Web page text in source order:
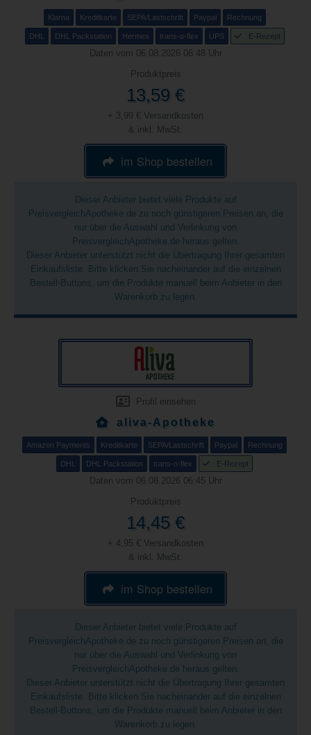
Klarna Kreditkarte SEPA/Lastschrift Paypal Rechnung
DHL DHL Packstation Hermes trans-o-flex UPS E-Rezept
Daten vom 06.08.2026 06:48 Uhr
Produktpreis
13,59 €
+ 3,99 € Versandkosten
& inkl. MwSt.
im Shop bestellen
Dieser Anbieter bietet viele Produkte auf
PreisvergleichApotheke.de zu noch günstigeren Preisen an, die
nur über die Auswahl und Verlinkung von
PreisvergleichApotheke.de heraus gelten.
Dieser Anbieter unterstützt nicht die Übertragung Ihrer gesamten
Einkaufsliste. Bitte klicken Sie nacheinander auf die einzelnen
Bestell-Buttons, um die Produkte manuell beim Anbieter in den
Warenkorb zu legen.
Profil einsehen
aliva-Apotheke
Amazon Payments Kreditkarte SEPA/Lastschrift Paypal Rechnung
DHL DHL Packstation trans-o-flex E-Rezept
Daten vom 06.08.2026 06:45 Uhr
Produktpreis
14,45 €
+ 4,95 € Versandkosten
& inkl. MwSt.
im Shop bestellen
Dieser Anbieter bietet viele Produkte auf
PreisvergleichApotheke.de zu noch günstigeren Preisen an, die
nur über die Auswahl und Verlinkung von
PreisvergleichApotheke.de heraus gelten.
Dieser Anbieter unterstützt nicht die Übertragung Ihrer gesamten
Einkaufsliste. Bitte klicken Sie nacheinander auf die einzelnen
Bestell-Buttons, um die Produkte manuell beim Anbieter in den
Warenkorb zu legen.